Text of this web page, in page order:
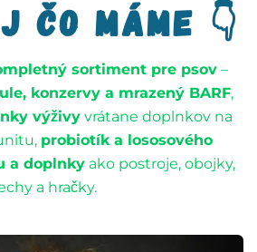
čo máme 👇
sortiment pre psov –
konzervy a mrazený BARF,
výživy vrátane doplnkov na
probiotík a lososového
a doplnky ako postroje, obojky,
a hračky.